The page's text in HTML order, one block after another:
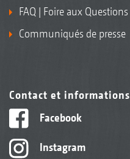
FAQ | Foire aux Questions
Communiqués de presse
Contact et informations
Facebook
Instagram